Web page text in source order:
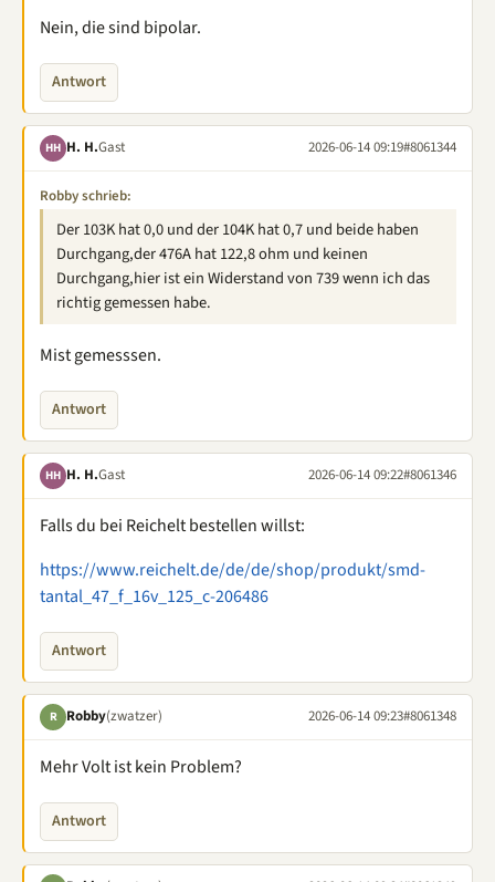
Nein, die sind bipolar.
Antwort
HH H. H.Gast 2026-06-14 09:19#8061344
Robby schrieb:
Der 103K hat 0,0 und der 104K hat 0,7 und beide haben
Durchgang,der 476A hat 122,8 ohm und keinen
Durchgang,hier ist ein Widerstand von 739 wenn ich das
richtig gemessen habe.
Mist gemesssen.
Antwort
HH H. H.Gast 2026-06-14 09:22#8061346
Falls du bei Reichelt bestellen willst:
https://www.reichelt.de/de/de/shop/produkt/smd-
tantal_47_f_16v_125_c-206486
Antwort
R Robby(zwatzer) 2026-06-14 09:23#8061348
Mehr Volt ist kein Problem?
Antwort